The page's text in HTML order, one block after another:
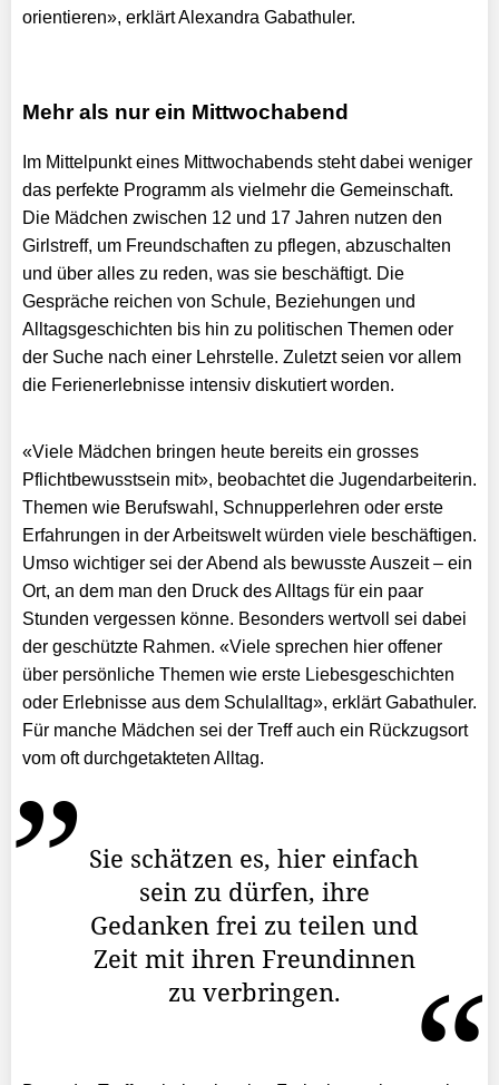
orientieren», erklärt Alexandra Gabathuler.
Mehr als nur ein Mittwochabend
Im Mittelpunkt eines Mittwochabends steht dabei weniger
das perfekte Programm als vielmehr die Gemeinschaft.
Die Mädchen zwischen 12 und 17 Jahren nutzen den
Girlstreff, um Freundschaften zu pflegen, abzuschalten
und über alles zu reden, was sie beschäftigt. Die
Gespräche reichen von Schule, Beziehungen und
Alltagsgeschichten bis hin zu politischen Themen oder
der Suche nach einer Lehrstelle. Zuletzt seien vor allem
die Ferienerlebnisse intensiv diskutiert worden.
«Viele Mädchen bringen heute bereits ein grosses
Pflichtbewusstsein mit», beobachtet die Jugendarbeiterin.
Themen wie Berufswahl, Schnupperlehren oder erste
Erfahrungen in der Arbeitswelt würden viele beschäftigen.
Umso wichtiger sei der Abend als bewusste Auszeit – ein
Ort, an dem man den Druck des Alltags für ein paar
Stunden vergessen könne. Besonders wertvoll sei dabei
der geschützte Rahmen. «Viele sprechen hier offener
über persönliche Themen wie erste Liebesgeschichten
oder Erlebnisse aus dem Schulalltag», erklärt Gabathuler.
Für manche Mädchen sei der Treff auch ein Rückzugsort
vom oft durchgetakteten Alltag.
Sie schätzen es, hier einfach
sein zu dürfen, ihre
Gedanken frei zu teilen und
Zeit mit ihren Freundinnen
zu verbringen.